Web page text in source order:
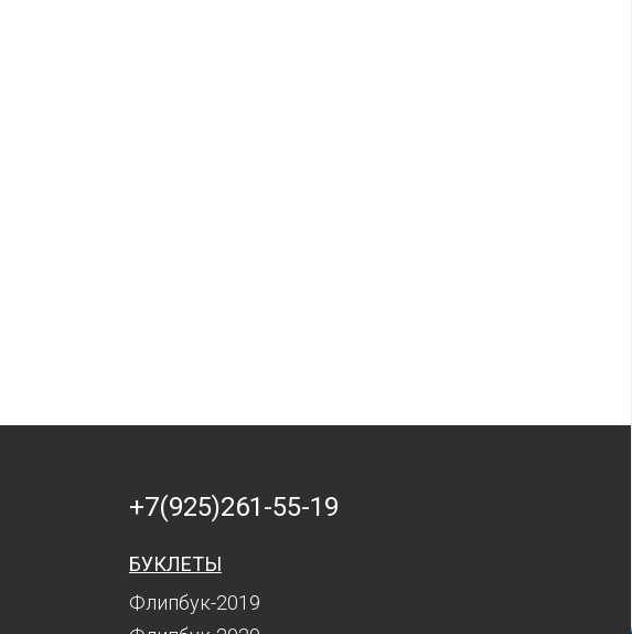
+7(925)261-55-19
БУКЛЕТЫ
Флипбук-2019